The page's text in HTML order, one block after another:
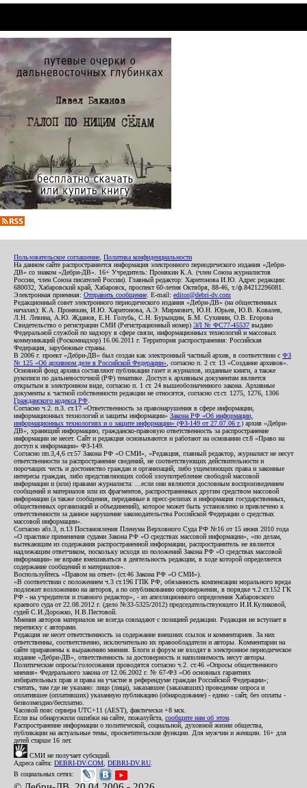
Пользовательское соглашение Политика конфиденциальности
На данном сайте распространяется информация электронного периодического издания «Дебри-
ДВ» со знаком «Дебри-ДВ». 16+ Учредитель: Пронякин К.А. (член Союза журналистов
России, член Союза писателей России). Главный редактор: Харитонова И.Ю. Адрес редакции:
680032, Хабаровский край, Хабаровск, проспект 60-летия Октября, 88-46, т./ф.84212296081.
Электронная приемная: Отправить сообщение . E-mail: editor@debri-dv.com
Редакционный совет электронного периодического издания «Дебри-ДВ» (на общественных
началах): К.А. Пронякин, И.Ю. Харитонова, А.Э. Мирмович, Ю.Н. Юрьев, Ю.В. Ковалев,
Л.Н. Левина, А.Ю. Жданов, Е.Н. Голубь, С.Н. Бурындин, Б.М. Сухинин, О.В. Егорова
Свидетельство о регистрации СМИ (Регистрационный номер) ЭЛ № ФС77-45537 выдано
Федеральной службой по надзору в сфере связи, информационных технологий и массовых
коммуникаций (Роскомнадзор) 16.06.2011 г. Территория распространения: Российская
Федерация, зарубежные страны.
В 2006 г. проект «Дебри-ДВ» был создан как электронный частный архив, в соответствии с ФЗ
№ 125 «Об архивном деле в Российской Федерации» , согласно п. 2 ст. 13 «Создание архивов».
Основной фонд архива составляют публикации газет и журналов, изданные книги, а также
рукописи по дальневосточной (РФ) тематике. Доступ к архивным документам является
открытым в электронном виде, согласно п. 1 ст. 24 вышеобозначенного закона. Архивные
документы к частной собственности редакции не относятся, согласно ст.ст. 1275, 1276, 1306
Гражданского кодекса РФ
Согласно ч.2. п.3. ст.17 «Ответственность за правонарушения в сфере информации,
информационных технологий и защиты информации» Закона РФ «Об информации,
информационных технологиях и о защите информации» (ФЗ-149 от 27.07.06 г.) архив «Дебри-
ДВ», хранящий информацию, гражданско-правовую ответственность за распространение
информации не несет. Сайт и редакция основываются и работают на основании ст.8 «Право на
доступ к информации» ФЗ-149.
Согласно пп.3,4,6 ст.57 Закона РФ «О СМИ», «Редакция, главный редактор, журналист не несут
ответственности за распространение сведений, не соответствующих действительности и
порочащих честь и достоинство граждан и организаций, либо ущемляющих права и законные
интересы граждан, либо представляющих собой злоупотребление свободой массовой
информации и (или) правами журналиста: ...если они являются дословным воспроизведением
сообщений и материалов или их фрагментов, распространенных другим средством массовой
информации (а также сообщения, переданные в пресс-релизах и информация государственных,
общественных организаций и объединений), которое может быть установлено и привлечено к
ответственности за данное нарушение законодательства Российской Федерации о средствах
массовой информации».
Согласно абз.3, п.13 Постановления Пленума Верховного Суда РФ №16 от 15 июня 2010 года
«О практике применения судами Закона РФ «О средствах массовой информации», «по делам,
вытекающим из содержания распространенной информации, распространитель не является
надлежащим ответчиком, поскольку исходя из положений Закона РФ «О средствах массовой
информации» не вправе вмешиваться в деятельность редакции, в ходе которой определяется
содержание сообщений и материалов».
Воспользуйтесь «Правом на ответ» (ст.46 Закона РФ «О СМИ»).
«В соответствии с положением ч.3 ст.196 ГПК РФ, обязанность компенсации морального вреда
подлежит возложению на авторов, а по опубликованию опровержения, в порядке ч.2 ст.152 ГК
РФ - на учредителя и главного редактор», - из апелляционного определения Хабаровского
краевого суда от 22.08.2012 г. (дело №33-5325/2012) председательствующего И.И.Куликовой,
судей С.И.Дорожко, Н.В.Пестовой.
Мнения авторов материалов не всегда совпадают с позицией редакции. Редакция не вступает в
переписку с авторами.
Редакция не несет ответственность за содержание внешних ссылок и комментариев. За них
ответственны, соответственно, исключительно их правообладатели и авторы. Комментарии на
сайте приравнены к выражению мнения. Блоги и форум не входят в электронное периодическое
издание «Дебри-ДВ», ответственность за достоверность и наполняемость несут авторы.
Политические опросы/голосования проводятся согласно ч.2. ст.46 «Опросы общественного
мнения» Федерального закона от 12.06.2002 г. № 67-ФЗ «Об основных гарантиях
избирательных прав и права на участие в референдуме граждан Российской Федерации»;
считать, там где не указано: лицо (лица), заказавшее (заказавших) проведение опроса и
оплатившее (оплативших) указанную публикацию (обнародование) - едино - сайт, без оплаты -
безвозмездно/бесплатно.
Часовой пояс сервера UTC+11 (AEST), фактически +8 мск.
Если вы обнаружили ошибки на сайте, пожалуйста, сообщите нам об этом
Распространение информации о политической, социальной, духовной жизни общества,
публикации на актуальные темы, просветительские функции. Для мужчин и женщин. 16+ для
детей старше 16 лет.
СМИ не получает субсидий.
Адреса сайта: DEBRI-DV.COM DEBRI-DV.RU
В социальных сетях: